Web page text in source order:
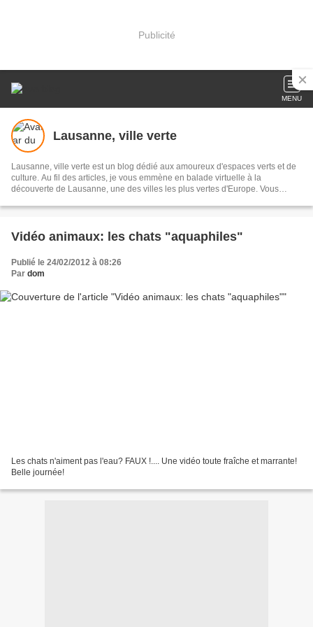
Publicité
MENU
Lausanne, ville verte
Lausanne, ville verte est un blog dédié aux amoureux d'espaces verts et de
culture. Au fil des articles, je vous emmène en balade virtuelle à la
découverte de Lausanne, une des villes les plus vertes d'Europe. Vous
et d'autres surprises. Prêts? Mettez vos meilleures chaussures et suivez le
Vidéo animaux: les chats "aquaphiles"
Publié le 24/02/2012 à 08:26
Par dom
Les chats n'aiment pas l'eau? FAUX !.... Une vidéo toute fraîche et marrante!
Belle journée!